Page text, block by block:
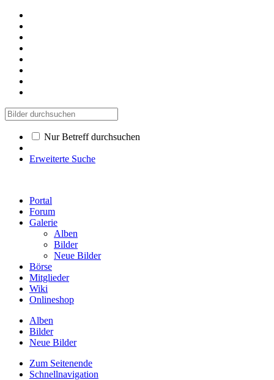
Nur Betreff durchsuchen
Erweiterte Suche
Portal
Forum
Galerie
Alben
Bilder
Neue Bilder
Börse
Mitglieder
Wiki
Onlineshop
Alben
Bilder
Neue Bilder
Zum Seitenende
Schnellnavigation